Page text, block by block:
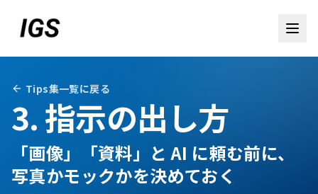
Tips集一覧に戻る
3. 指示の出し方
「画像」「資料」と AI に頼む前に、
写真かモックかを決めておく